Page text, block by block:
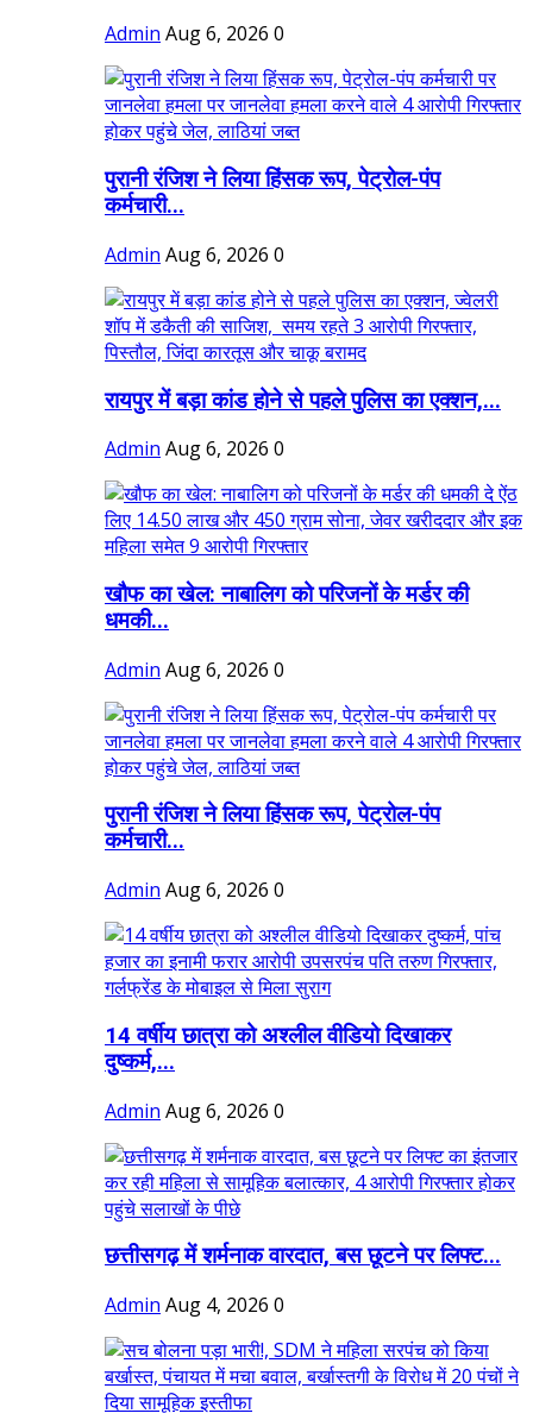
Admin Aug 6, 2026 0
पुरानी रंजिश ने लिया हिंसक रूप, पेट्रोल-पंप
कर्मचारी...
Admin Aug 6, 2026 0
रायपुर में बड़ा कांड होने से पहले पुलिस का एक्शन,...
Admin Aug 6, 2026 0
खौफ का खेल: नाबालिग को परिजनों के मर्डर की
धमकी...
Admin Aug 6, 2026 0
पुरानी रंजिश ने लिया हिंसक रूप, पेट्रोल-पंप
कर्मचारी...
Admin Aug 6, 2026 0
14 वर्षीय छात्रा को अश्लील वीडियो दिखाकर
दुष्कर्म,...
Admin Aug 6, 2026 0
छत्तीसगढ़ में शर्मनाक वारदात, बस छूटने पर लिफ्ट...
Admin Aug 4, 2026 0